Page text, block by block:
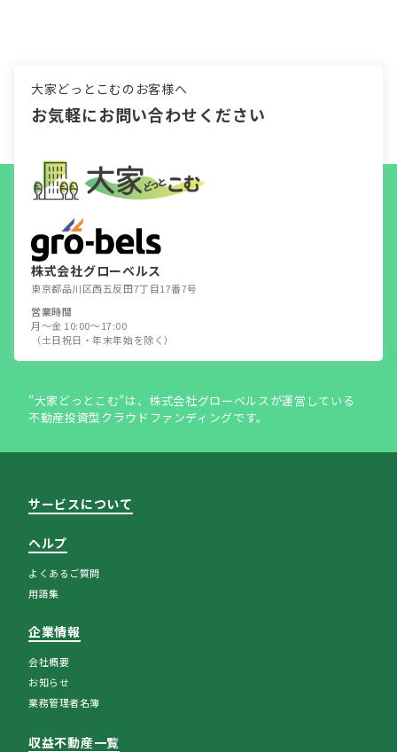
大家どっとこむのお客様へ
お気軽にお問い合わせください
株式会社グローベルス
東京都品川区西五反田7丁目17番7号
営業時間
月～金 10:00～17:00
（土日祝日・年末年始を除く）
"大家どっとこむ”は、株式会社グローベルスが運営している
不動産投資型クラウドファンディングです。
サービスについて
ヘルプ
よくあるご質問
用語集
企業情報
会社概要
お知らせ
業務管理者名簿
収益不動産一覧